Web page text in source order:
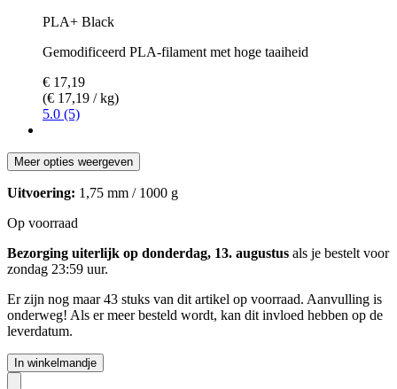
PLA+ Black
Gemodificeerd PLA-filament met hoge taaiheid
€ 17,19
(€ 17,19 / kg)
5.0 (5)
Meer opties weergeven
Uitvoering: 1,75 mm / 1000 g
Op voorraad
Bezorging uiterlijk op donderdag, 13. augustus als je bestelt voor
zondag 23:59 uur.
Er zijn nog maar 43 stuks van dit artikel op voorraad. Aanvulling is
onderweg! Als er meer besteld wordt, kan dit invloed hebben op de
leverdatum.
In winkelmandje